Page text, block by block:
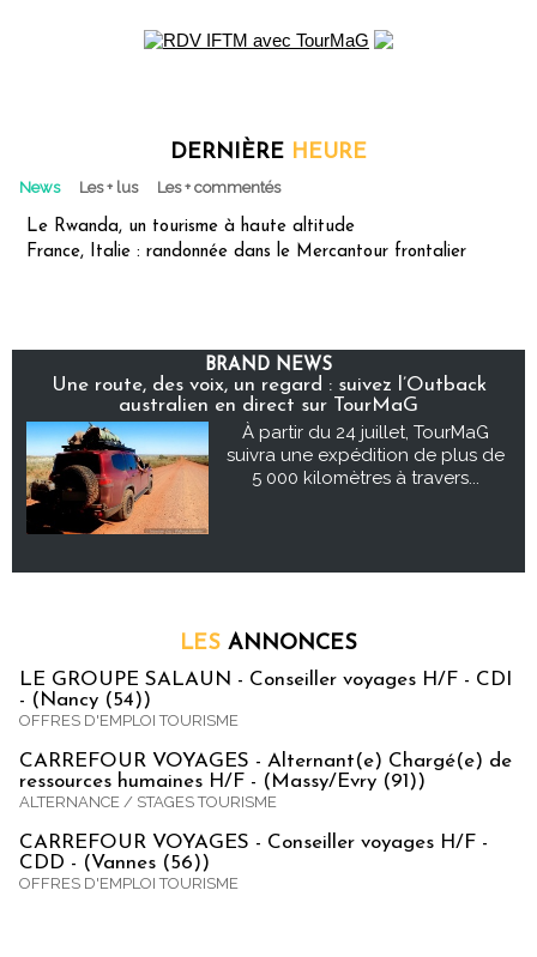
DERNIÈRE HEURE
News Les + lus Les + commentés
Le Rwanda, un tourisme à haute altitude
France, Italie : randonnée dans le Mercantour frontalier
BRAND NEWS
Une route, des voix, un regard : suivez l’Outback
australien en direct sur TourMaG
À partir du 24 juillet, TourMaG
suivra une expédition de plus de
5 000 kilomètres à travers...
LES ANNONCES
LE GROUPE SALAUN - Conseiller voyages H/F - CDI
- (Nancy (54))
OFFRES D'EMPLOI TOURISME
CARREFOUR VOYAGES - Alternant(e) Chargé(e) de
ressources humaines H/F - (Massy/Evry (91))
ALTERNANCE / STAGES TOURISME
CARREFOUR VOYAGES - Conseiller voyages H/F -
CDD - (Vannes (56))
OFFRES D'EMPLOI TOURISME